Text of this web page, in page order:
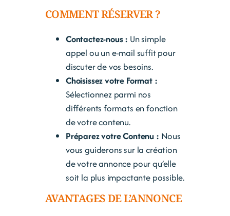
COMMENT RÉSERVER ?
Contactez-nous : Un simple
appel ou un e-mail suffit pour
discuter de vos besoins.
Choisissez votre Format :
Sélectionnez parmi nos
différents formats en fonction
de votre contenu.
Préparez votre Contenu : Nous
vous guiderons sur la création
de votre annonce pour qu’elle
soit la plus impactante possible.
AVANTAGES DE L’ANNONCE